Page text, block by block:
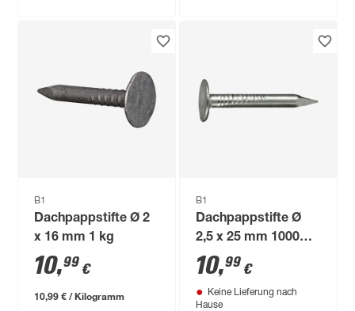
B1
Dachpappstifte Ø 2
x 16 mm 1 kg
10,99 €
10,99 € / Kilogramm
B1
Dachpappstifte Ø
2,5 x 25 mm 1000
Stück
10,99 €
Keine Lieferung nach
Hause